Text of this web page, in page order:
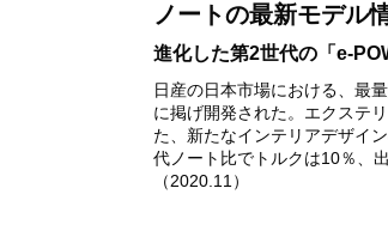
3ノートの最新モデル
進化した第2世代の「e-
日産の日本市場における、最
に掲げ開発された。エクステ
た、新たなインテリアデザイ
代ノート比でトルクは10％、
（2020.11）